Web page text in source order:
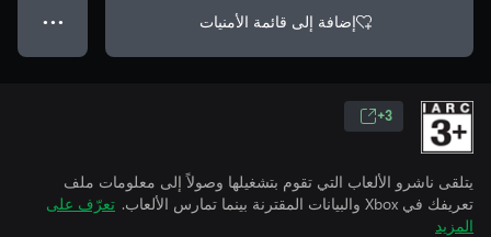
إضافة إلى قائمة الأمنيات ● ● ●
3+
يتلقى ناشرو الألعاب التي تقوم بتشغيلها وصولاً إلى معلومات ملف
تعريفك في Xbox والبيانات المقترنة بينما تمارس الألعاب.
تعرّف على
المزيد